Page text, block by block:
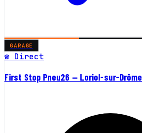
GARAGE
☎ Direct
First Stop Pneu26 — Loriol-sur-Drôme